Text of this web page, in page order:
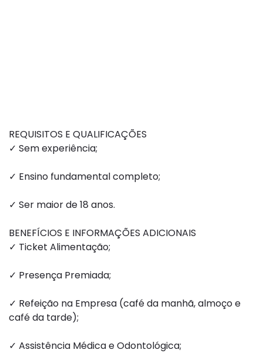
REQUISITOS E QUALIFICAÇÕES
✓ Sem experiência;
✓ Ensino fundamental completo;
✓ Ser maior de 18 anos.
BENEFÍCIOS E INFORMAÇÕES ADICIONAIS
✓ Ticket Alimentação;
✓ Presença Premiada;
✓ Refeição na Empresa (café da manhã, almoço e
café da tarde);
✓ Assistência Médica e Odontológica;